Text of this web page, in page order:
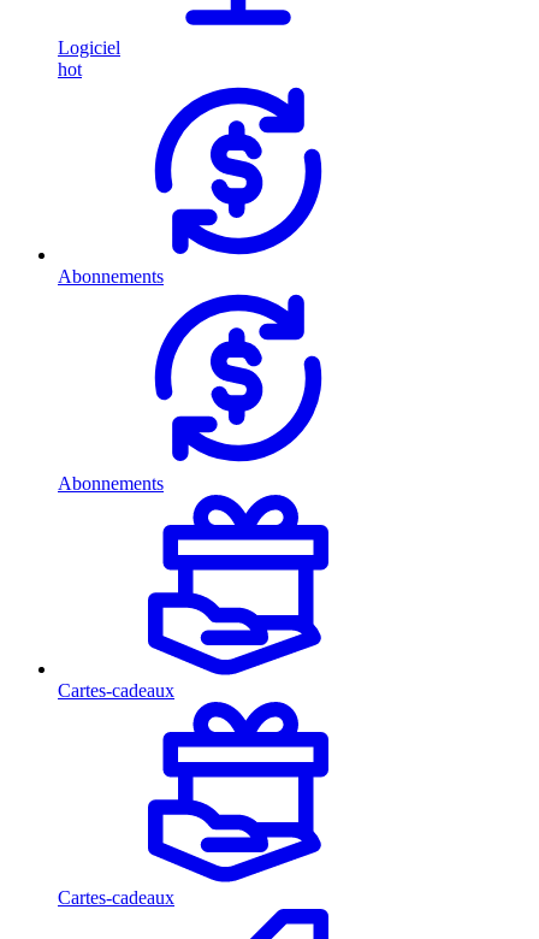
Logiciel
hot
Abonnements
Abonnements
Cartes-cadeaux
Cartes-cadeaux